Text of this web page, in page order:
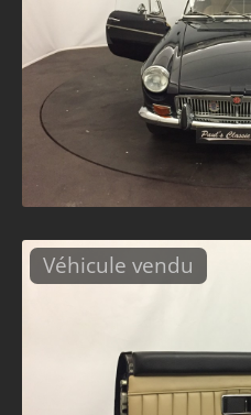
Véhicule vendu